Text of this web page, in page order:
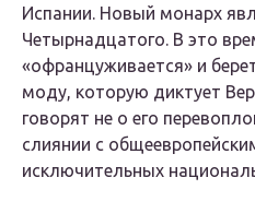
Испании. Новый монарх
Четырнадцатого. В это
«офранцуживается» и
моду, которую диктует
говорят не о его
слиянии с
исключительных